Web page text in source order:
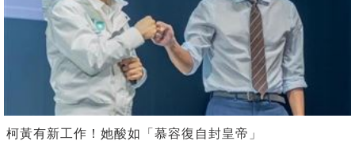
柯黃有新工作！她酸如「慕容復自封皇帝」